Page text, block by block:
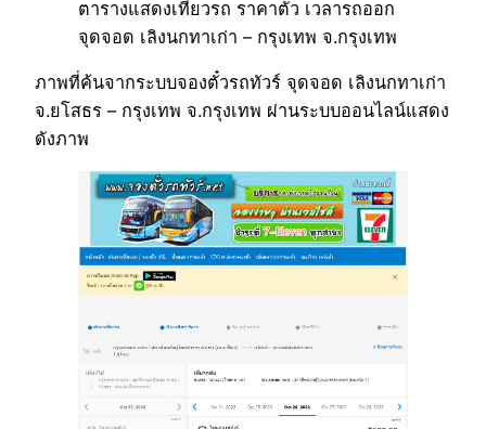
ตารางแสดงเที่ยวรถ ราคาตั๋ว เวลารถออก
จุดจอด เลิงนกทาเก่า – กรุงเทพ จ.กรุงเทพ
ภาพที่ค้นจากระบบจองตั๋วรถทัวร์ จุดจอด เลิงนกทาเก่า
จ.ยโสธร – กรุงเทพ จ.กรุงเทพ ผ่านระบบออนไลน์แสดง
ดังภาพ